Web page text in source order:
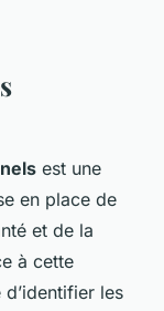
est une
en place de
et de la
à cette
les